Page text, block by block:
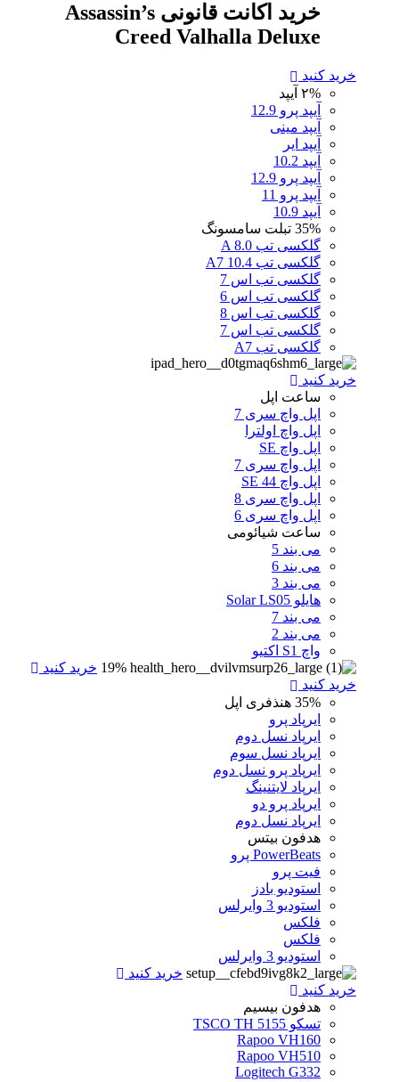
خرید اکانت قانونی Assassin’s
Creed Valhalla Deluxe
خرید کنید
۲% آیپد
آیپد پرو 12.9
آیپد مینی
آیپد ایر
آیپد 10.2
آیپد پرو 12.9
آیپد پرو 11
آیپد 10.9
35% تبلت سامسونگ
گلکسی تب A 8.0
گلکسی تب A7 10.4
گلکسی تب اس 7
گلکسی تب اس 6
گلکسی تب اس 8
گلکسی تب اس 7
گلکسی تب A7
خرید کنید
ساعت اپل
اپل واچ سری 7
اپل واچ اولترا
اپل واچ SE
اپل واچ سری 7
اپل واچ SE 44
اپل واچ سری 8
اپل واچ سری 6
ساعت شیائومی
می بند 5
می بند 6
می بند 3
هایلو Solar LS05
می بند 7
می بند 2
واچ S1 اکتیو
19% خرید کنید
خرید کنید
35% هنذفری اپل
ایرپاد پرو
ایرپاد نسل دوم
ایرپاد نسل سوم
ایرپاد پرو نسل دوم
ایرپاد لایتنینگ
ایرپاد پرو دو
ایرپاد نسل دوم
هدفون بیتس
PowerBeats پرو
فیت پرو
استودیو بادز
استودیو 3 وایرلس
فلکس
فلکس
استودیو 3 وایرلس
خرید کنید
خرید کنید
هدفون بیسیم
تسکو TSCO TH 5155
Rapoo VH160
Rapoo VH510
Logitech G332